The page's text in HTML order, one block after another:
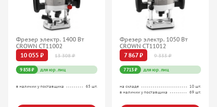
Фрезер электр. 1400 Вт
CROWN CT11002
10 055 ₽
13 308 ₽
9 858 ₽ для юр. лиц
в наличии у поставщика 65 шт.
Фрезер электр. 1050 Вт
CROWN CT11012
7 867 ₽
9 333 ₽
7 713 ₽ для юр. лиц
на складе
10 шт.
в наличии у поставщика
69 шт.